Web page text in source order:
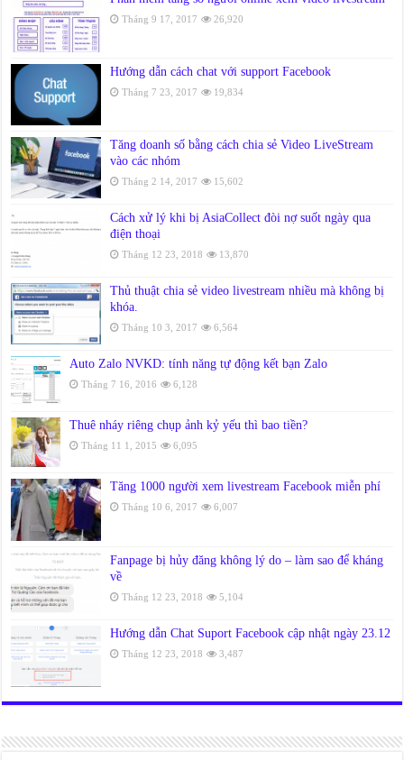
Tháng 9 17, 2017 26,920
Hướng dẫn cách chat với support Facebook
Tháng 7 23, 2017 19,834
Tăng doanh số bằng cách chia sẻ Video LiveStream
vào các nhóm
Tháng 2 14, 2017 15,602
Cách xử lý khi bị AsiaCollect đòi nợ suốt ngày qua
điện thoại
Tháng 12 23, 2018 13,870
Thủ thuật chia sẻ video livestream nhiều mà không bị
khóa.
Tháng 10 3, 2017 6,564
Auto Zalo NVKD: tính năng tự động kết bạn Zalo
Tháng 7 16, 2016 6,128
Thuê nháy riêng chụp ảnh kỷ yếu thì bao tiền?
Tháng 11 1, 2015 6,095
Tăng 1000 người xem livestream Facebook miễn phí
Tháng 10 6, 2017 6,007
Fanpage bị hủy đăng không lý do – làm sao để kháng
về
Tháng 12 23, 2018 5,104
Hướng dẫn Chat Suport Facebook cập nhật ngày 23.12
Tháng 12 23, 2018 3,487